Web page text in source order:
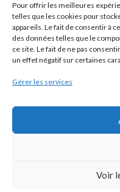
Pour offrir les meilleures
telles que les cookies pour
appareils. Le fait de consentir à
des données telles que le
ce site. Le fait de ne pas
un effet négatif sur certaines
Gérer les services
Voir
Législation Gasoil Fioul
Législation Essence
Législation Adblue
Législation Eau
Législation Lubrifiant
Législation Phytosanitaire